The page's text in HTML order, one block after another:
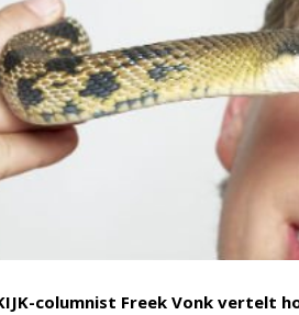
columnist Freek Vonk vertelt